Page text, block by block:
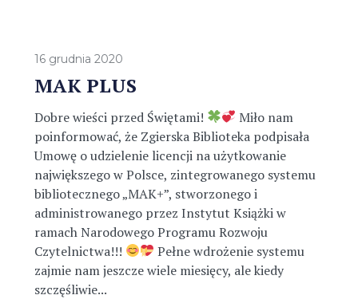
16 grudnia 2020
MAK PLUS
Dobre wieści przed Świętami!
Miło nam
poinformować, że Zgierska Biblioteka podpisała
Umowę o udzielenie licencji na użytkowanie
największego w Polsce, zintegrowanego systemu
bibliotecznego „MAK+”, stworzonego i
administrowanego przez Instytut Książki w
ramach Narodowego Programu Rozwoju
Czytelnictwa!!!
Pełne wdrożenie systemu
zajmie nam jeszcze wiele miesięcy, ale kiedy
szczęśliwie...